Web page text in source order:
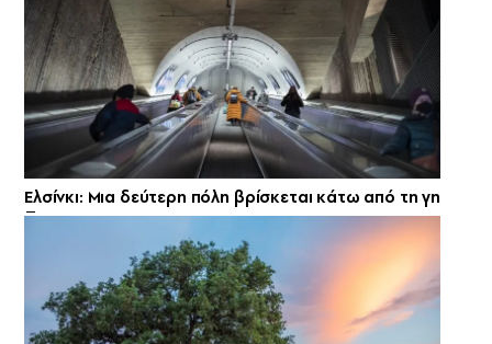
Ελσίνκι: Mια δεύτερη πόλη βρίσκεται κάτω από τη γη